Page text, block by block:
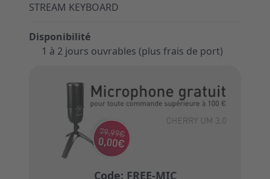
STREAM KEYBOARD
Disponibilité
1 à 2 jours ouvrables (plus frais de port)